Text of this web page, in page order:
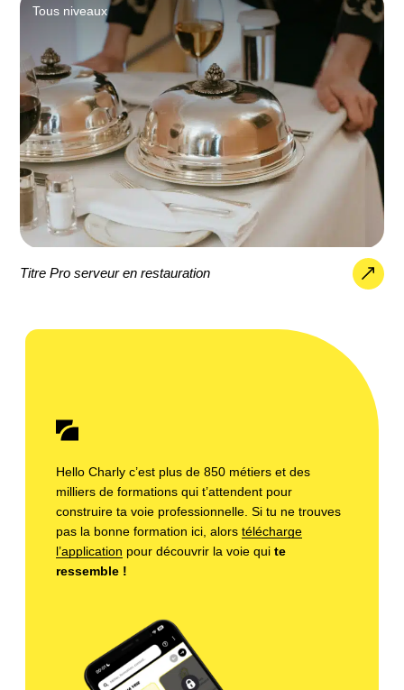
Tous niveaux
Titre Pro serveur en restauration
Hello Charly c’est plus de 850 métiers et des
milliers de formations qui t’attendent pour
construire ta voie professionnelle. Si tu ne trouves
pas la bonne formation ici, alors télécharge
l’application pour découvrir la voie qui te
ressemble !